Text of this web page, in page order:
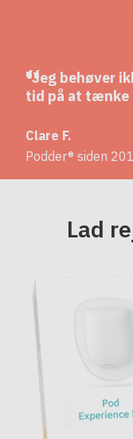
"Jeg behøver
tid på at tænke
Clare F.
Podder® siden
Lad